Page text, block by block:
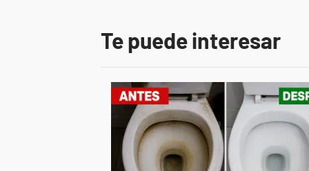
Te puede interesar